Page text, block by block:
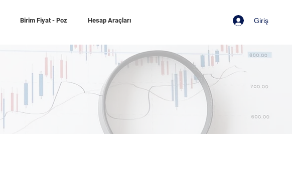
Birim Fiyat - Poz Hesap Araçları Giriş